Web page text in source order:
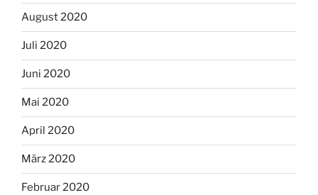
August 2020
Juli 2020
Juni 2020
Mai 2020
April 2020
März 2020
Februar 2020